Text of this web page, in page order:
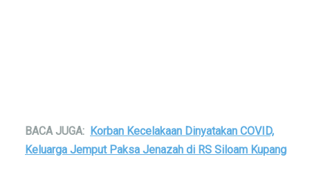
BACA JUGA: Korban Kecelakaan Dinyatakan COVID,
Keluarga Jemput Paksa Jenazah di RS Siloam Kupang